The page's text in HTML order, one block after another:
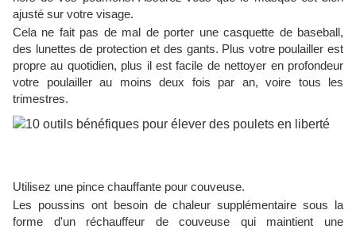
ajusté sur votre visage.
Cela ne fait pas de mal de porter une casquette de baseball,
des lunettes de protection et des gants. Plus votre poulailler est
propre au quotidien, plus il est facile de nettoyer en profondeur
votre poulailler au moins deux fois par an, voire tous les
trimestres.
Utilisez une pince chauffante pour couveuse.
Les poussins ont besoin de chaleur supplémentaire sous la
forme d'un réchauffeur de couveuse qui maintient une